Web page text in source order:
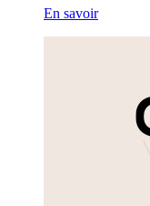
En savoir